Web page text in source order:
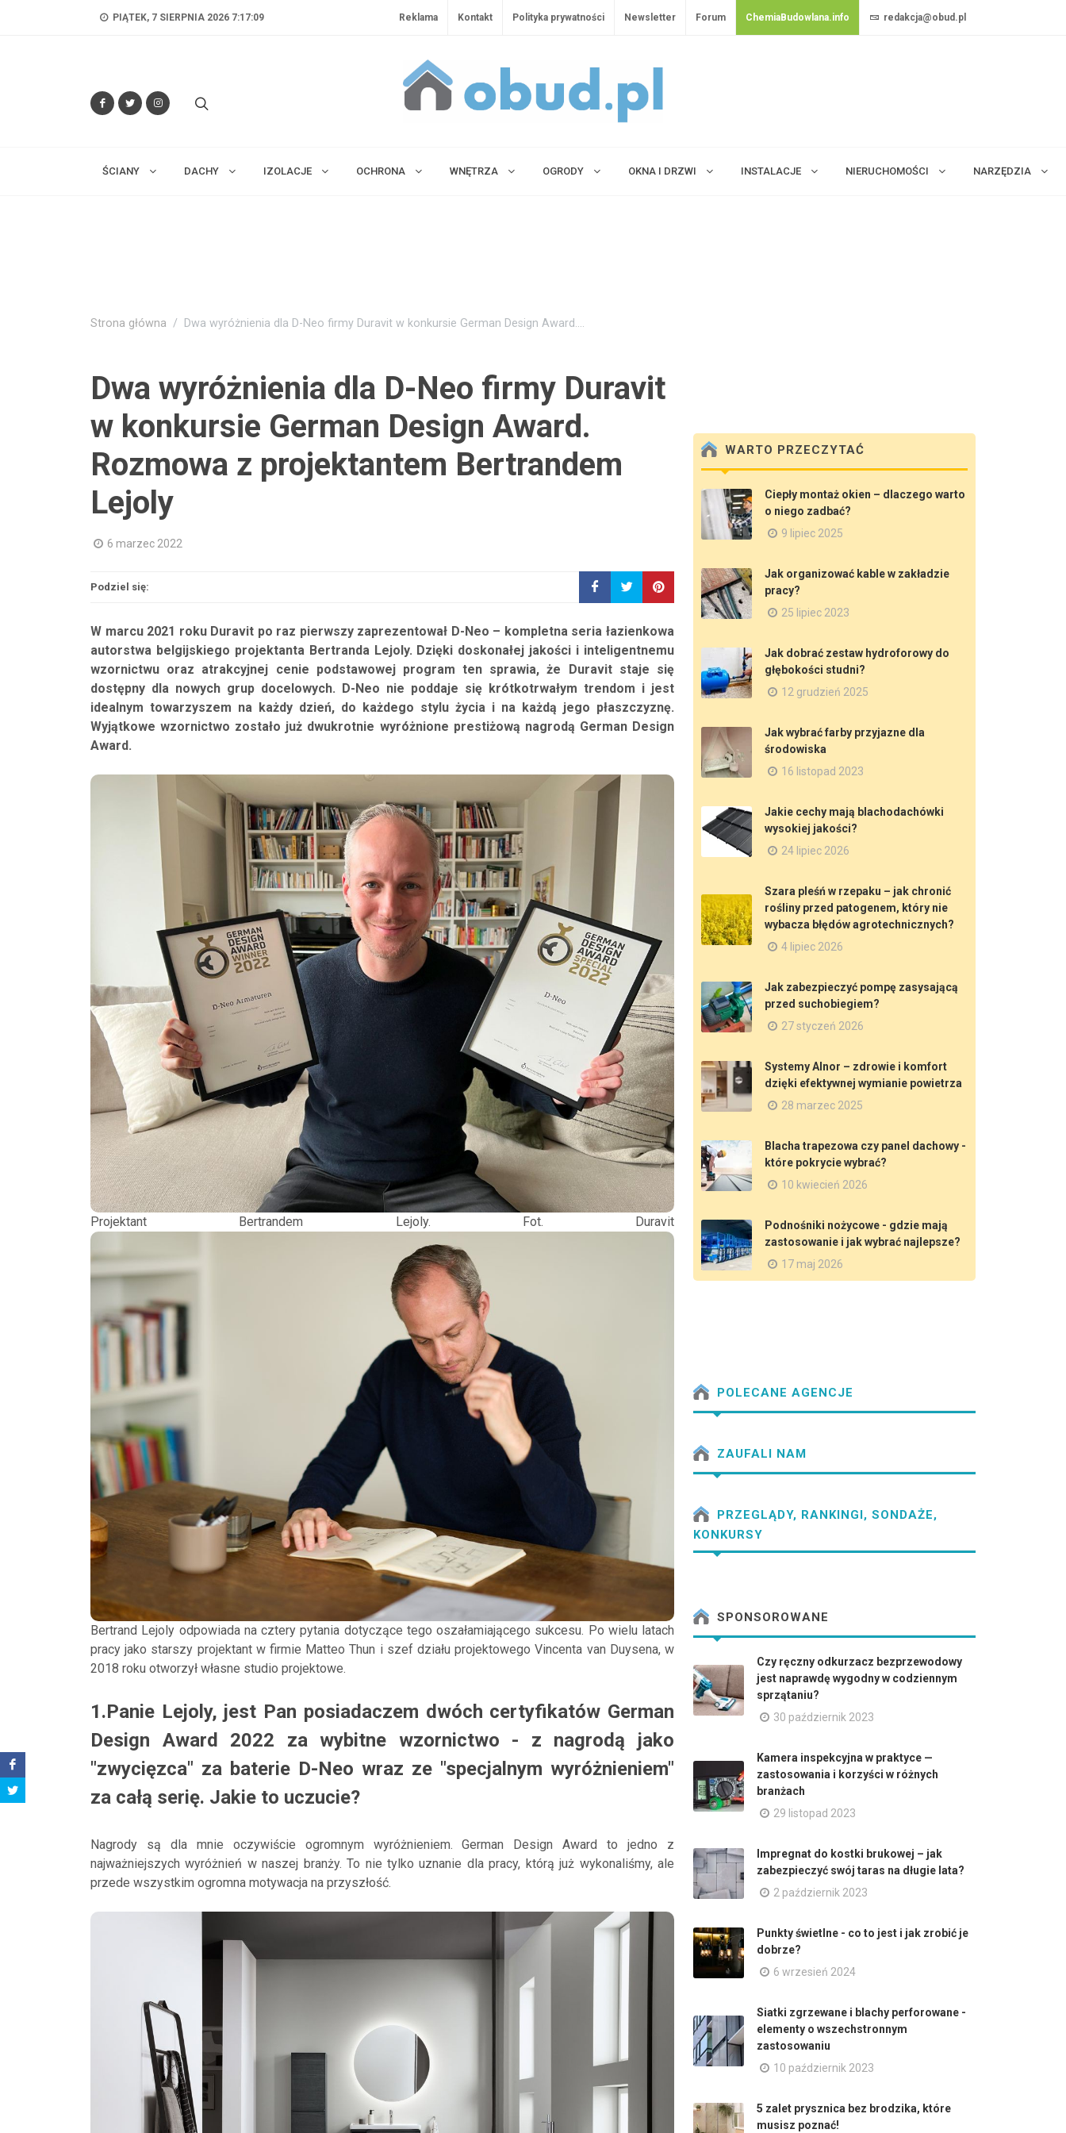
PIĄTEK, 7 SIERPNIA 2026 7:17:11 Reklama Kontakt Polityka prywatności Newsletter Forum ChemiaBudowlana.info redakcja@obud.pl
ŚCIANY DACHY IZOLACJE OCHRONA WNĘTRZA OGRODY OKNA I DRZWI INSTALACJE NIERUCHOMOŚCI NARZĘDZIA
Strona główna Dwa wyróżnienia dla D-Neo firmy Duravit w konkursie German Design Award....
Dwa wyróżnienia dla D-Neo firmy Duravit
w konkursie German Design Award.
Rozmowa z projektantem Bertrandem
Lejoly
6 marzec 2022
Podziel się:
W marcu 2021 roku Duravit po raz pierwszy zaprezentował D-Neo – kompletna seria łazienkowa
autorstwa belgijskiego projektanta Bertranda Lejoly. Dzięki doskonałej jakości i inteligentnemu
wzornictwu oraz atrakcyjnej cenie podstawowej program ten sprawia, że Duravit staje się
dostępny dla nowych grup docelowych. D-Neo nie poddaje się krótkotrwałym trendom i jest
idealnym towarzyszem na każdy dzień, do każdego stylu życia i na każdą jego płaszczyznę.
Wyjątkowe wzornictwo zostało już dwukrotnie wyróżnione prestiżową nagrodą German Design
Award.
Projektant Bertrandem Lejoly. Fot. Duravit
Bertrand Lejoly odpowiada na cztery pytania dotyczące tego oszałamiającego sukcesu. Po wielu latach
pracy jako starszy projektant w firmie Matteo Thun i szef działu projektowego Vincenta van Duysena, w
2018 roku otworzył własne studio projektowe.
1.Panie Lejoly, jest Pan posiadaczem dwóch certyfikatów German
Design Award 2022 za wybitne wzornictwo - z nagrodą jako
"zwycięzca" za baterie D-Neo wraz ze "specjalnym wyróżnieniem"
za całą serię. Jakie to uczucie?
Nagrody są dla mnie oczywiście ogromnym wyróżnieniem. German Design Award to jedno z
najważniejszych wyróżnień w naszej branży. To nie tylko uznanie dla pracy, którą już wykonaliśmy, ale
przede wszystkim ogromna motywacja na przyszłość.
WARTO PRZECZYTAĆ
Ciepły montaż okien – dlaczego warto
o niego zadbać?
9 lipiec 2025
Jak organizować kable w zakładzie
pracy?
25 lipiec 2023
Jak dobrać zestaw hydroforowy do
głębokości studni?
12 grudzień 2025
Jak wybrać farby przyjazne dla
środowiska
16 listopad 2023
Jakie cechy mają blachodachówki
wysokiej jakości?
24 lipiec 2026
Szara pleśń w rzepaku – jak chronić
rośliny przed patogenem, który nie
wybacza błędów agrotechnicznych?
4 lipiec 2026
Jak zabezpieczyć pompę zasysającą
przed suchobiegiem?
27 styczeń 2026
Systemy Alnor – zdrowie i komfort
dzięki efektywnej wymianie powietrza
28 marzec 2025
Blacha trapezowa czy panel dachowy -
które pokrycie wybrać?
10 kwiecień 2026
Podnośniki nożycowe - gdzie mają
zastosowanie i jak wybrać najlepsze?
17 maj 2026
POLECANE AGENCJE
ZAUFALI NAM
PRZEGLĄDY, RANKINGI, SONDAŻE,
KONKURSY
SPONSOROWANE
Czy ręczny odkurzacz bezprzewodowy
jest naprawdę wygodny w codziennym
sprzątaniu?
30 październik 2023
Kamera inspekcyjna w praktyce —
zastosowania i korzyści w różnych
branżach
29 listopad 2023
Impregnat do kostki brukowej – jak
zabezpieczyć swój taras na długie lata?
2 październik 2023
Punkty świetlne - co to jest i jak zrobić je
dobrze?
6 wrzesień 2024
Siatki zgrzewane i blachy perforowane -
elementy o wszechstronnym
zastosowaniu
10 październik 2023
5 zalet prysznica bez brodzika, które
musisz poznać!